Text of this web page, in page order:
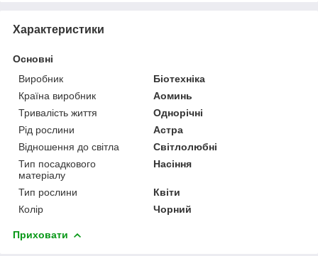
Характеристики
Основні
Виробник
Біотехніка
Країна виробник
Аоминь
Тривалість життя
Однорічні
Рід рослини
Астра
Відношення до світла
Світлолюбні
Тип посадкового
матеріалу
Насіння
Тип рослини
Квіти
Колір
Чорний
Приховати